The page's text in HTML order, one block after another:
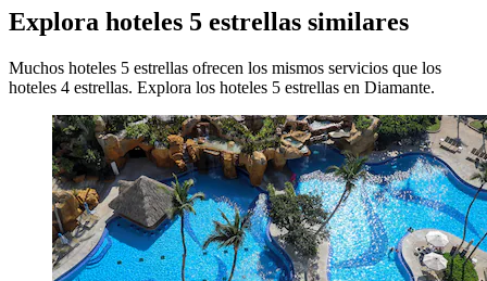
Explora hoteles 5 estrellas similares
Muchos hoteles 5 estrellas ofrecen los mismos servicios que los
hoteles 4 estrellas. Explora los hoteles 5 estrellas en Diamante.